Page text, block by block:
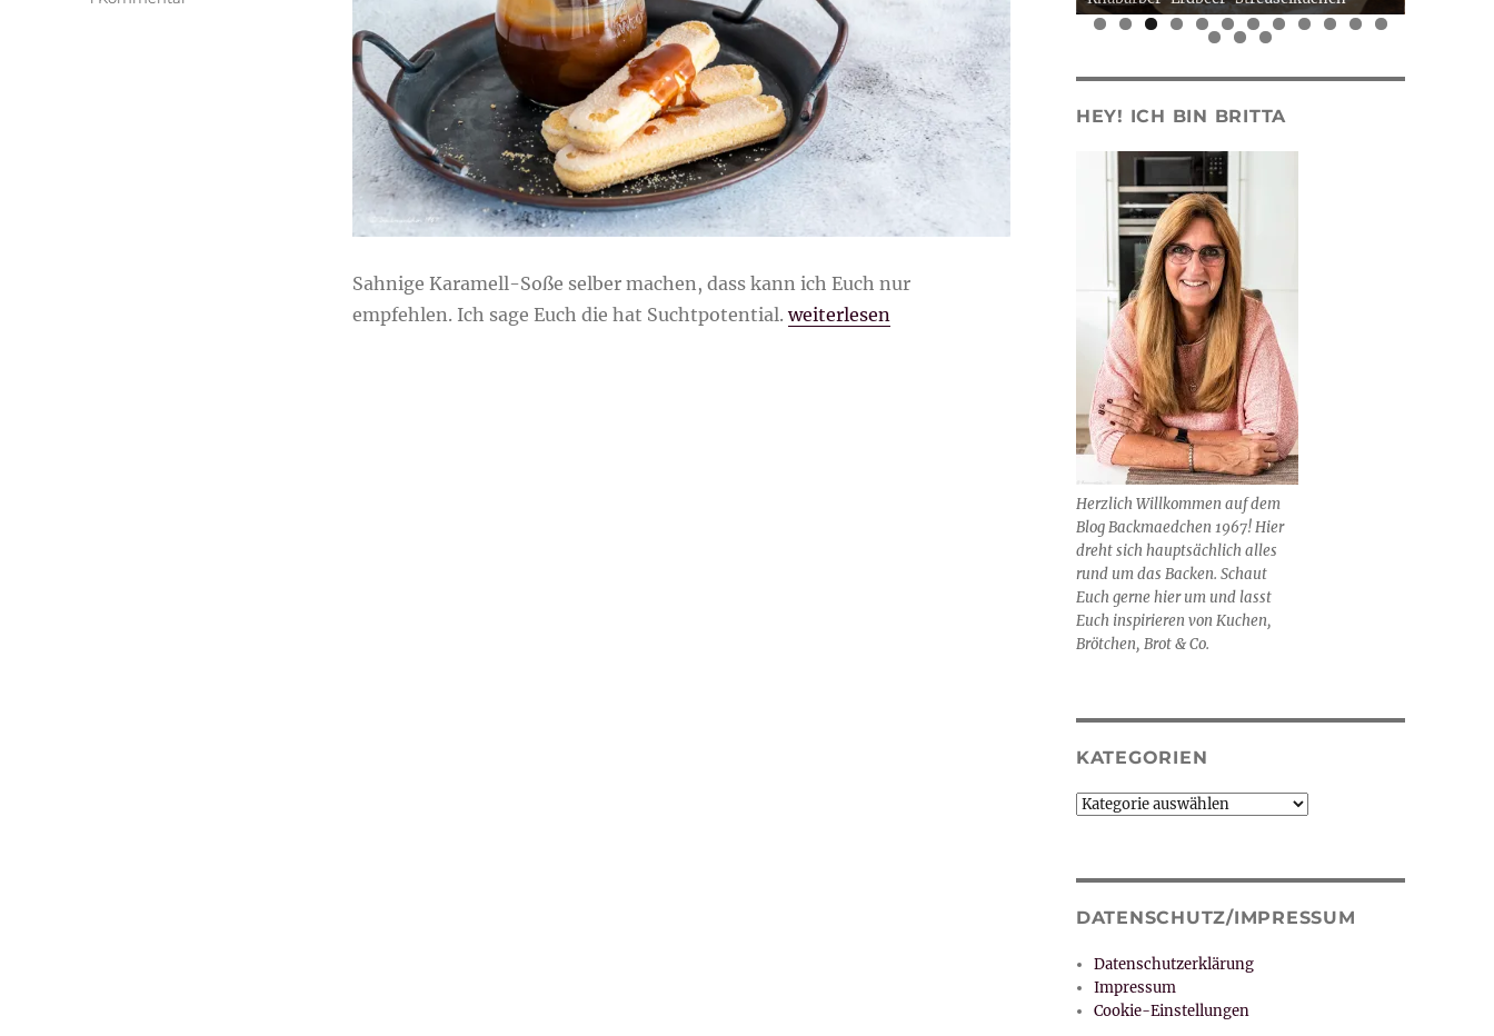
Sahnige Karamell-Soße selber machen, dass kann ich Euch nur
empfehlen. Ich sage Euch die hat Suchtpotential.„Sahnige Karamell-Soße selber machen“
weiterlesen
0
1 2
3 4 5
HEY! ICH BIN BRITTA
Herzlich Willkommen auf dem
Blog Backmaedchen 1967! Hier
dreht sich hauptsächlich alles
rund um das Backen. Schaut
Euch gerne hier um und lasst
Euch inspirieren von Kuchen,
Brötchen, Brot & Co.
KATEGORIEN
Kategorien
DATENSCHUTZ/IMPRESSUM
Datenschutzerklärung
Impressum
Cookie-Einstellungen